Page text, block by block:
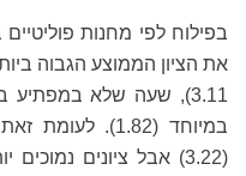
בפילוח לפי מחנות
3.11), שעה שלא במפתיע
במיוחד (1.82).